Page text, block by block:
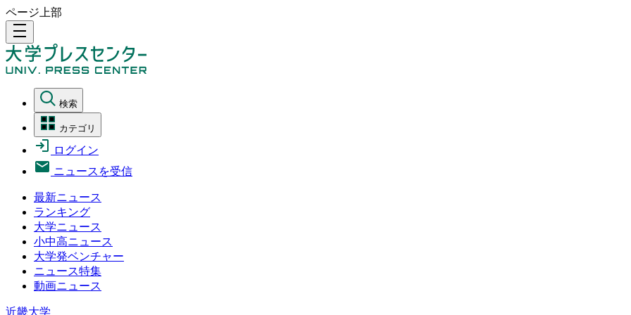
ページ上部
density_medium
検索
カテゴリ
ログイン
ニュースを受信
最新ニュース
ランキング
大学ニュース
小中高ニュース
大学発ベンチャー
ニュース特集
動画ニュース
近畿大学